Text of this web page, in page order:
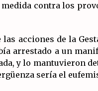
contra los
acciones de la
arrestado a un
y lo mantuvieron
sería el